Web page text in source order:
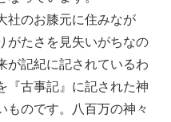
社のお膝元に住みなが
がたさを見失いがちなの
が記紀に記されているわ
『古事記』に記された神
ものです。八百万の神々